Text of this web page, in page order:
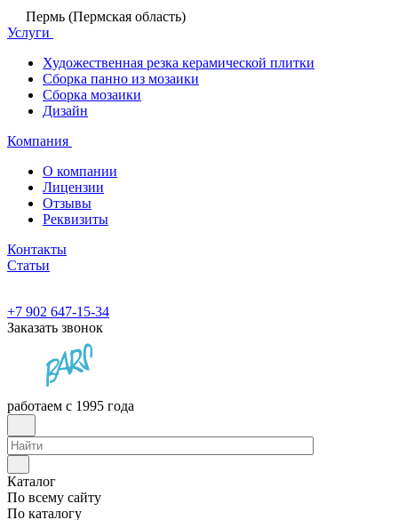
Пермь (Пермская область)
Услуги
Художественная резка керамической плитки
Сборка панно из мозаики
Сборка мозаики
Дизайн
Компания
О компании
Лицензии
Отзывы
Реквизиты
Контакты
Статьи
+7 902 647-15-34
Заказать звонок
работаем с 1995 года
Каталог
По всему сайту
По каталогу